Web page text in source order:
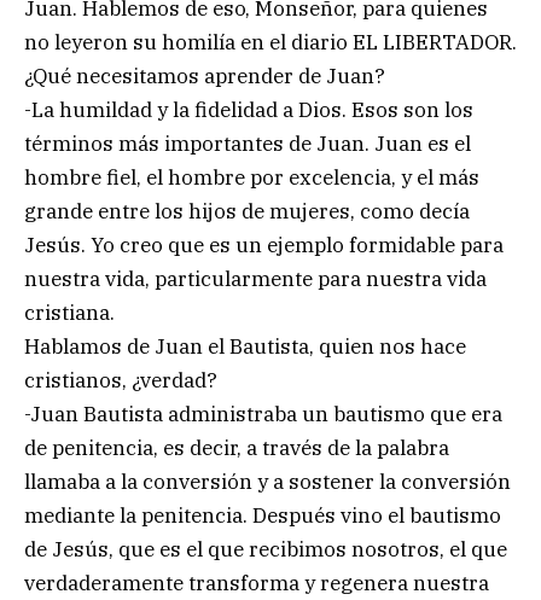
Juan. Hablemos de eso, Monseñor, para quienes
no leyeron su homilía en el diario EL LIBERTADOR.
¿Qué necesitamos aprender de Juan?
-La humildad y la fidelidad a Dios. Esos son los
términos más importantes de Juan. Juan es el
hombre fiel, el hombre por excelencia, y el más
grande entre los hijos de mujeres, como decía
Jesús. Yo creo que es un ejemplo formidable para
nuestra vida, particularmente para nuestra vida
cristiana.
Hablamos de Juan el Bautista, quien nos hace
cristianos, ¿verdad?
-Juan Bautista administraba un bautismo que era
de penitencia, es decir, a través de la palabra
llamaba a la conversión y a sostener la conversión
mediante la penitencia. Después vino el bautismo
de Jesús, que es el que recibimos nosotros, el que
verdaderamente transforma y regenera nuestra